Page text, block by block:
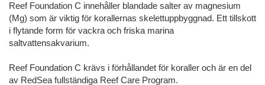
Reef Foundation C innehåller blandade salter av magnesium
(Mg) som är viktig för korallernas skelettuppbyggnad. Ett tillskott
i flytande form för vackra och friska marina
saltvattensakvarium.
Reef Foundation C krävs i förhållandet för koraller och är en del
av RedSea fullständiga Reef Care Program.